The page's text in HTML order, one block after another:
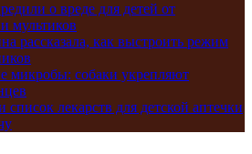
о вреде для детей от
мультиков
рассказала, как выстроить режим
микробы: собаки укрепляют
список лекарств для детской аптечки